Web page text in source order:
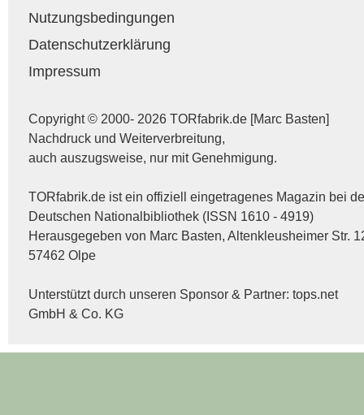
Nutzungsbedingungen
Datenschutzerklärung
Impressum
Copyright © 2000- 2026 TORfabrik.de [Marc Basten]
Nachdruck und Weiterverbreitung,
auch auszugsweise, nur mit Genehmigung.
TORfabrik.de ist ein offiziell eingetragenes Magazin bei
Deutschen Nationalbibliothek (ISSN 1610 - 4919)
Herausgegeben von Marc Basten, Altenkleusheimer Str.
57462 Olpe
Unterstützt durch unseren Sponsor & Partner: tops.net
GmbH & Co. KG